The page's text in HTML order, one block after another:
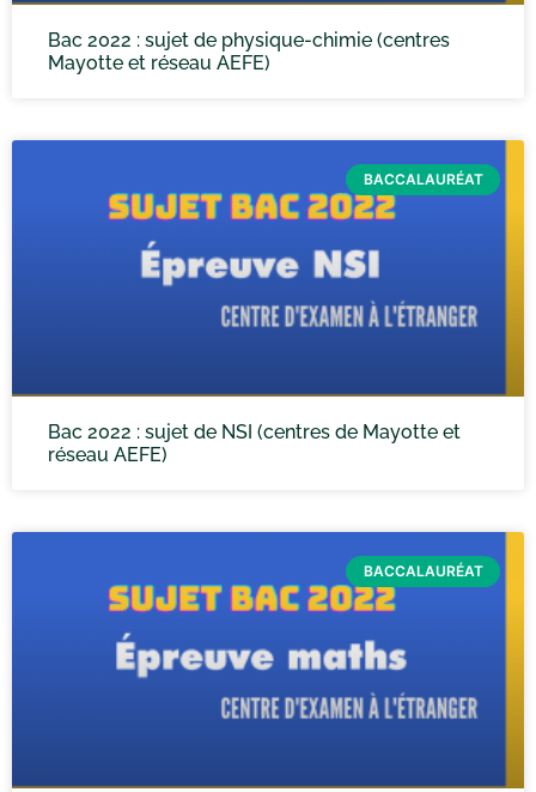
Bac 2022 : sujet de physique-chimie (centres
Mayotte et réseau AEFE)
BACCALAURÉAT
Bac 2022 : sujet de NSI (centres de Mayotte et
réseau AEFE)
BACCALAURÉAT